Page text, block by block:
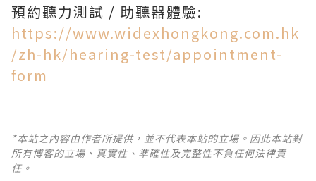
預約聽力測試 / 助聽器體驗:
https://www.widexhongkong.com.hk
/zh-hk/hearing-test/appointment-
form
*本站之內容由作者所提供，並不代表本站的立場。因此本站對
所有博客的立場、真實性、準確性及完整性不負任何法律責
任。